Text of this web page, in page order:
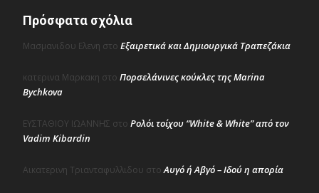
Πρόσφατα σχόλια
Μασμανιδου Ελενη στο Εξαιρετικά και Δημιουργικά Τραπεζάκια
κατερινα Μαρκακη στο Πορσελάνινες κούκλες της Marina
Bychkova
ΕΥΣΤΑΘΙΟΥ ΙΩΑΝΝΗΣ στο Ρολόι τοίχου “White & White” από τον
Vadim Kibardin
Αικατερινη Τριανταφυλλιδου στοΑυγό ή Αβγό – Ιδού η απορία